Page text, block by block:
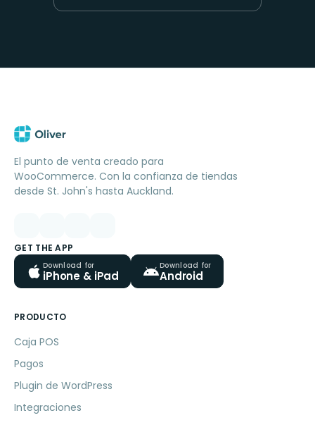
El punto de venta creado para
WooCommerce. Con la confianza de tiendas
desde St. John's hasta Auckland.
GET THE APP
Download for
iPhone & iPad
Download for
Android
PRODUCTO
Caja POS
Pagos
Plugin de WordPress
Integraciones